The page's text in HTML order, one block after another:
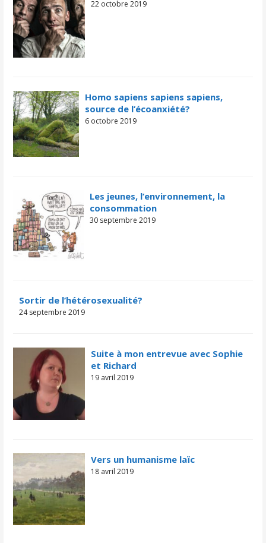
22 octobre 2019
Homo sapiens sapiens sapiens,
source de l’écoanxiété?
6 octobre 2019
Les jeunes, l’environnement, la
consommation
30 septembre 2019
Sortir de l’hétérosexualité?
24 septembre 2019
Suite à mon entrevue avec Sophie
et Richard
19 avril 2019
Vers un humanisme laïc
18 avril 2019